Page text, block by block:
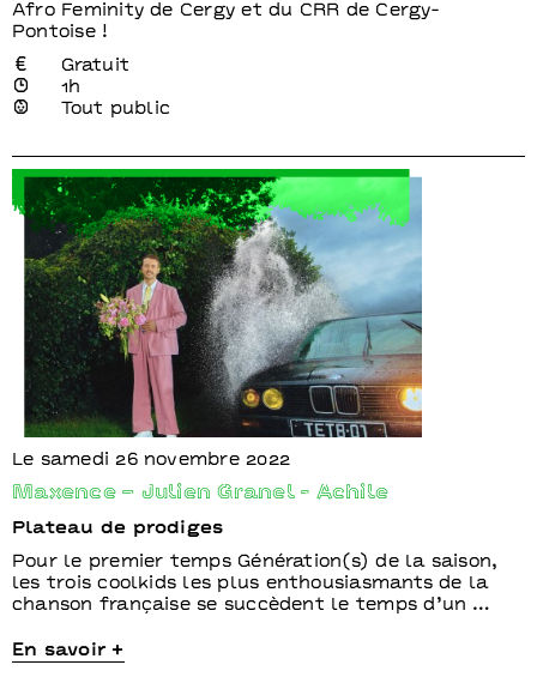
Afro Feminity de Cergy et du CRR de Cergy-
Pontoise !
Gratuit
1h
Tout public
Le samedi 26 novembre 2022
Maxence – Julien Granel - Achile
Plateau de prodiges
Pour le premier temps Génération(s) de la saison,
les trois coolkids les plus enthousiasmants de la
chanson française se succèdent le temps d’un …
En savoir +